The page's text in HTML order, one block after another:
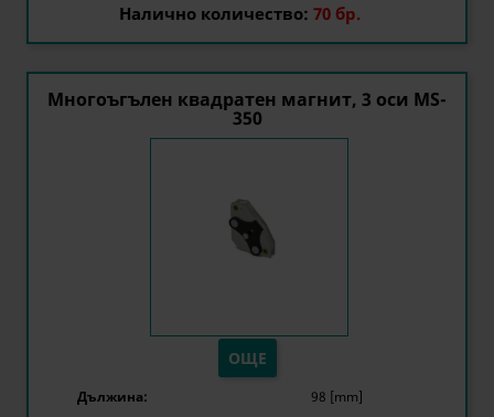
Налично количество: 70 бр.
Многоъгълен квадратен магнит, 3 оси MS-
350
ОЩЕ
Дължина:
98 [mm]